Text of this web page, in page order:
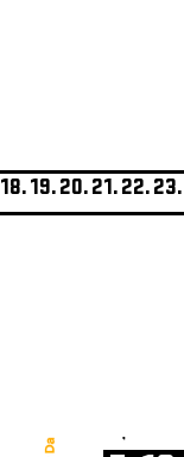
18.19.20.21.22.23.